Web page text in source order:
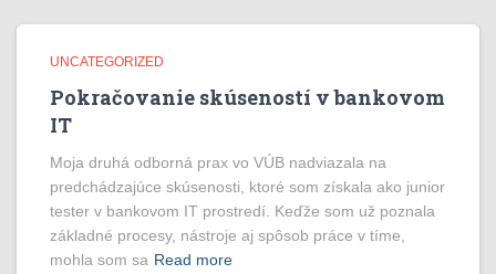
UNCATEGORIZED
Pokračovanie skúseností v bankovom
IT
Moja druhá odborná prax vo VÚB nadviazala na
predchádzajúce skúsenosti, ktoré som získala ako junior
tester v bankovom IT prostredí. Keďže som už poznala
základné procesy, nástroje aj spôsob práce v tíme,
mohla som sa Read more